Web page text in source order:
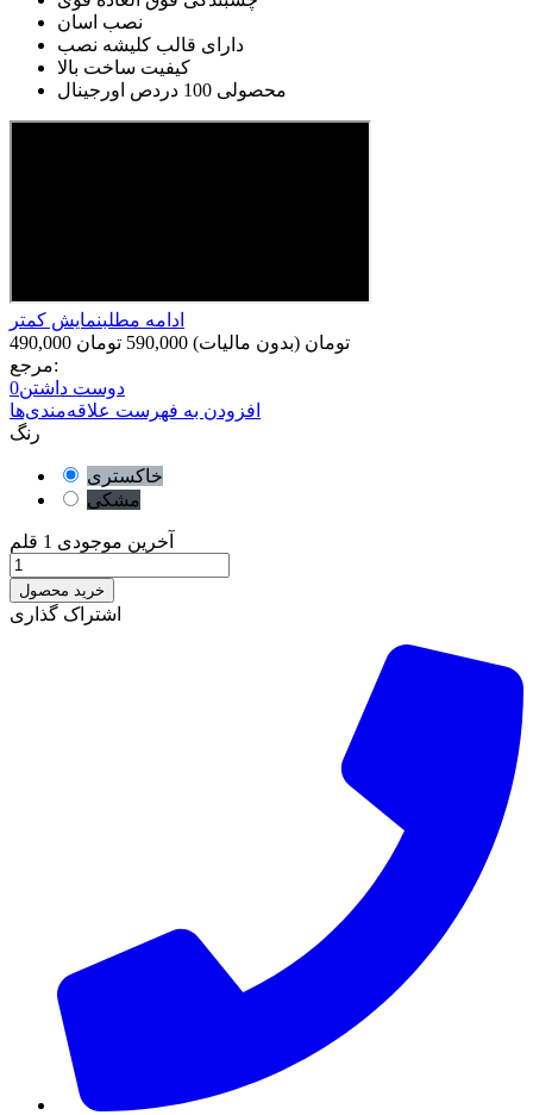
نصب اسان
دارای قالب کلیشه نصب
کیفیت ساخت بالا
محصولی 100 دردص اورجینال
ادامه مطلبنمایش کمتر
490,000 تومان (بدون مالیات) 590,000 تومان
مرجع:
دوست داشتن0
افزودن به فهرست علاقه‌مندی‌ها
رنگ
خاکستری
مشکی
آخرین موجودی 1 قلم
خرید محصول
اشتراک گذاری